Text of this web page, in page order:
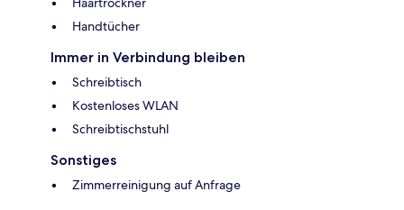
Handtücher
Immer in Verbindung bleiben
Schreibtisch
Kostenloses WLAN
Schreibtischstuhl
Sonstiges
Zimmerreinigung auf Anfrage